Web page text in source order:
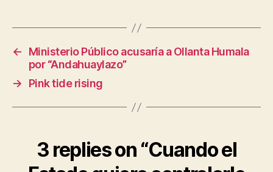
←
Ministerio Público acusaría a Ollanta Humala
por “Andahuaylazo”
→
Pink tide rising
3 replies on “Cuando el